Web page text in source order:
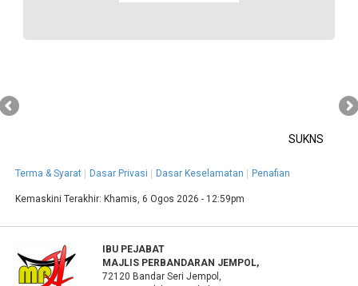
SUKNS
Terma & Syarat Dasar Privasi Dasar Keselamatan Penafian
Kemaskini Terakhir:Khamis, 6 Ogos 2026 - 12:59pm
IBU PEJABAT
MAJLIS PERBANDARAN JEMPOL,
72120 Bandar Seri Jempol,